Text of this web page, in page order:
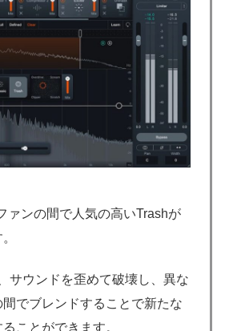
ァンの間で人気の高いTrashが
サウンドを歪めて破壊し、異な
でブレンドすることで新たな
ことができます。